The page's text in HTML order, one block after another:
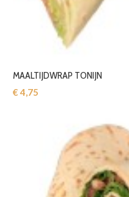
MAALTIJDWRAP TONIJN
€ 4,75‎